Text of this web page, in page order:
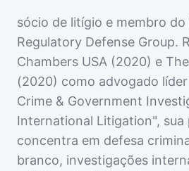
sócio de litígio e membro do
Regulatory Defense Group.
Chambers USA (2020) e
(2020) como advogado
Crime & Government
International Litigation", sua
concentra em defesa
branco, investigações